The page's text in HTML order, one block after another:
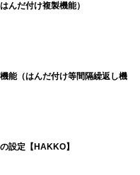
んだ付け複製機能）
能（はんだ付け等間隔繰返し機
設定【HAKKO】